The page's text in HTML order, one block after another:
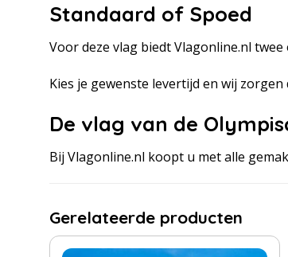
Standaard of Spoed
Voor deze vlag biedt Vlagonline.nl
Kies je gewenste levertijd en wij
De vlag van de
Bij Vlagonline.nl koopt u met alle
Gerelateerde producten